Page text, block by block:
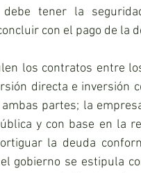
tener la
con el pago de la
los contratos entre
directa e inversión
partes; la
y con base en la
la deuda
gobierno se estipula